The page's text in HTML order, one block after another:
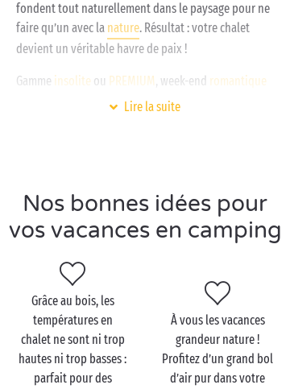
fondent tout naturellement dans le paysage pour ne
faire qu’un avec la nature. Résultat : votre chalet
devient un véritable havre de paix !
Gamme insolite ou PREMIUM , week-end romantique
ou séjour longue duréeavec les enfants
séduira petits et grands en toutes saisons !
Lire la suite
Nos bonnes idées pour
vos vacances en camping
Grâce au bois, les
températures en
chalet ne sont ni trop
hautes ni trop basses :
parfait pour des
À vous les vacances
grandeur nature !
Profitez d’un grand bol
d’air pur dans votre